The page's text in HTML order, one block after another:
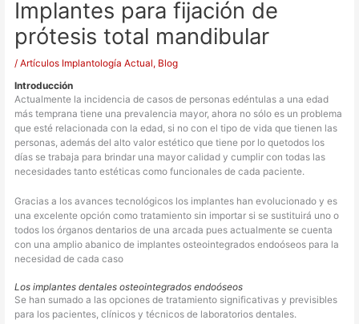
Implantes para fijación de
prótesis total mandibular
/Artículos Implantología Actual, Blog
Introducción
Actualmente la incidencia de casos de personas edéntulas a una edad
más temprana tiene una prevalencia mayor, ahora no sólo es un problema
que esté relacionada con la edad, si no con el tipo de vida que tienen las
personas, además del alto valor estético que tiene por lo quetodos los
días se trabaja para brindar una mayor calidad y cumplir con todas las
necesidades tanto estéticas como funcionales de cada paciente.
Gracias a los avances tecnológicos los implantes han evolucionado y es
una excelente opción como tratamiento sin importar si se sustituirá uno o
todos los órganos dentarios de una arcada pues actualmente se cuenta
con una amplio abanico de implantes osteointegrados endoóseos para la
necesidad de cada caso
Los implantes dentales osteointegrados endoóseos
Se han sumado a las opciones de tratamiento significativas y previsibles
para los pacientes, clínicos y técnicos de laboratorios dentales.